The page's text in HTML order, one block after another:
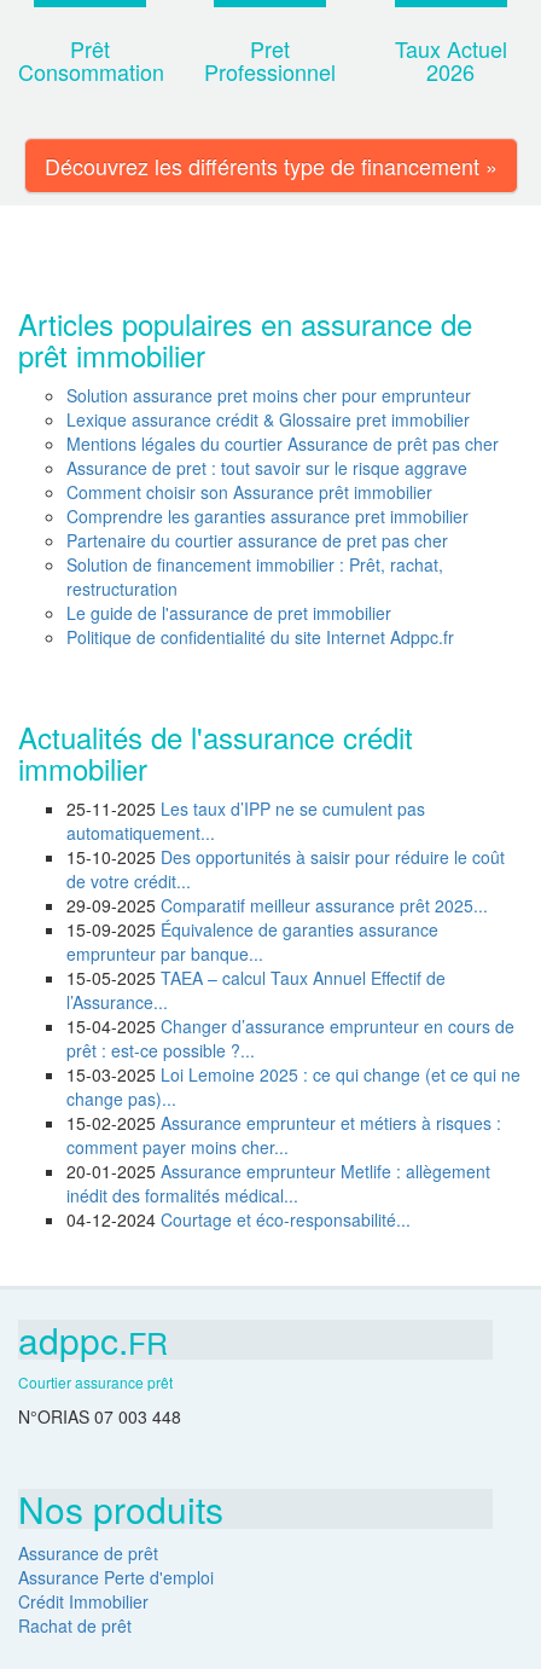
Prêt
Consommation
Pret
Professionnel
Taux Actuel
2026
Découvrez les différents type de financement »
Articles populaires en assurance de
prêt immobilier
Solution assurance pret moins cher pour emprunteur
Lexique assurance crédit & Glossaire pret immobilier
Mentions légales du courtier Assurance de prêt pas cher
Assurance de pret : tout savoir sur le risque aggrave
Comment choisir son Assurance prêt immobilier
Comprendre les garanties assurance pret immobilier
Partenaire du courtier assurance de pret pas cher
Solution de financement immobilier : Prêt, rachat,
restructuration
Le guide de l'assurance de pret immobilier
Politique de confidentialité du site Internet Adppc.fr
Actualités de l'assurance crédit
immobilier
25-11-2025 Les taux d’IPP ne se cumulent pas
automatiquement...
15-10-2025 Des opportunités à saisir pour réduire le coût
de votre crédit...
29-09-2025 Comparatif meilleur assurance prêt 2025...
15-09-2025 Équivalence de garanties assurance
emprunteur par banque...
15-05-2025 TAEA – calcul Taux Annuel Effectif de
l’Assurance...
15-04-2025 Changer d’assurance emprunteur en cours de
prêt : est-ce possible ?...
15-03-2025 Loi Lemoine 2025 : ce qui change (et ce qui ne
change pas)...
15-02-2025 Assurance emprunteur et métiers à risques :
comment payer moins cher...
20-01-2025 Assurance emprunteur Metlife : allègement
inédit des formalités médical...
04-12-2024 Courtage et éco-responsabilité...
adppc.FR
Courtier assurance prêt
N°ORIAS 07 003 448
Nos produits
Assurance de prêt
Assurance Perte d'emploi
Crédit Immobilier
Rachat de prêt